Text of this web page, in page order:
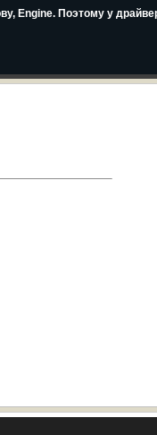
Engine. Поэтому у